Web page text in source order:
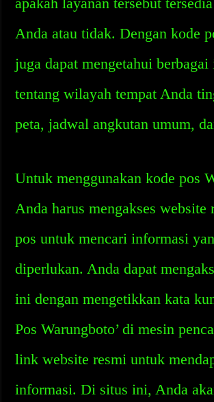
Anda atau tidak. Dengan kode
juga dapat mengetahui
tentang wilayah tempat Anda
peta, jadwal angkutan umum,
Untuk menggunakan kode pos
Anda harus mengakses website
pos untuk mencari informasi
diperlukan. Anda dapat
ini dengan mengetikkan kata
Pos Warungboto’ di mesin
link website resmi untuk
informasi. Di situs ini, Anda